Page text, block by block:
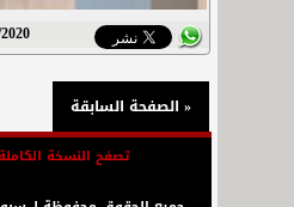
27/02/
« الصفحة السابقة
تصفح النسخة